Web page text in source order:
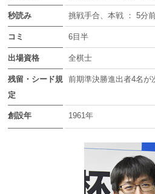
秒読み 挑戦手合、本戦 ： 5分
コミ 6目半
出場資格 全棋士
残留・シード規
定
前期準決勝進出者4名が
創設年 1961年